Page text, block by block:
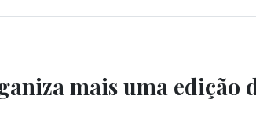
mais uma edição